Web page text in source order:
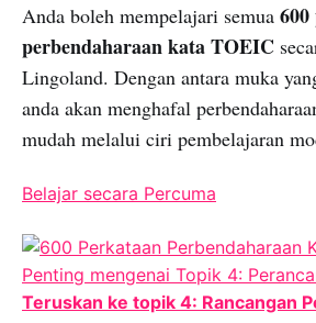
Anda boleh mempelajari semua
perbendaharaan kata TOEIC
Lingoland. Dengan antara muka
anda akan menghafal
mudah melalui ciri pembelajaran
Belajar secara Percuma
Teruskan ke topik 4: Rancangan